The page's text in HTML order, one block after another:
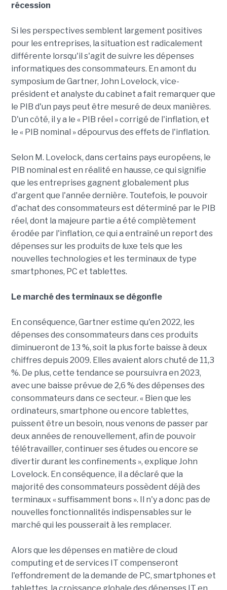
récession
Si les perspectives semblent largement positives
pour les entreprises, la situation est radicalement
différente lorsqu'il s'agit de suivre les dépenses
informatiques des consommateurs. En amont du
symposium de Gartner, John Lovelock, vice-
président et analyste du cabinet a fait remarquer que
le PIB d'un pays peut être mesuré de deux manières.
D'un côté, il y a le « PIB réel » corrigé de l'inflation, et
le « PIB nominal » dépourvus des effets de l'inflation.
Selon M. Lovelock, dans certains pays européens, le
PIB nominal est en réalité en hausse, ce qui signifie
que les entreprises gagnent globalement plus
d'argent que l'année dernière. Toutefois, le pouvoir
d'achat des consommateurs est déterminé par le PIB
réel, dont la majeure partie a été complètement
érodée par l'inflation, ce qui a entraîné un report des
dépenses sur les produits de luxe tels que les
nouvelles technologies et les terminaux de type
smartphones, PC et tablettes.
Le marché des terminaux se dégonfle
En conséquence, Gartner estime qu'en 2022, les
dépenses des consommateurs dans ces produits
diminueront de 13 %, soit la plus forte baisse à deux
chiffres depuis 2009. Elles avaient alors chuté de 11,3
%. De plus, cette tendance se poursuivra en 2023,
avec une baisse prévue de 2,6 % des dépenses des
consommateurs dans ce secteur. « Bien que les
ordinateurs, smartphone ou encore tablettes,
puissent être un besoin, nous venons de passer par
deux années de renouvellement, afin de pouvoir
télétravailler, continuer ses études ou encore se
divertir durant les confinements », explique John
Lovelock. En conséquence, il a déclaré que la
majorité des consommateurs possèdent déjà des
terminaux « suffisamment bons ». Il n'y a donc pas de
nouvelles fonctionnalités indispensables sur le
marché qui les pousserait à les remplacer.
Alors que les dépenses en matière de cloud
computing et de services IT compenseront
l'effondrement de la demande de PC, smartphones et